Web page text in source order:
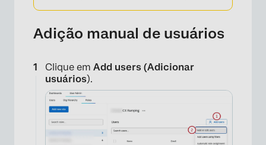
×
Adição manual de usuários
Clique em Add users (Adicionar
usuários).